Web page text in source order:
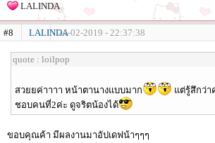
LALINDA
#8 LALINDA24-02-2019 - 22:37:38
quote : loilpop
สวยยค่าาาา หน้าตานางแบบมาก
แต่รู้สึกว่า
ชอบคนที่2ค่ะ ดูจริตน้องได้
ขอบคุณค้า มีผลงานมาอัปเดฟน้าๆๆๆ